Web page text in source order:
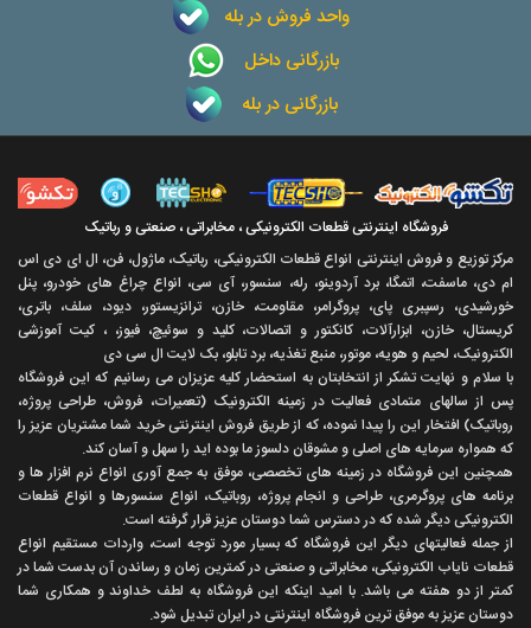
واحد فروش در بله
بازرگانی داخل
بازرگانی در بله
فروشگاه اینترنتی قطعات الکترونیکی ، مخابراتی ، صنعتی و رباتیک
مرکز توزیع و فروش اینترنتی انواع قطعات الکترونیکی، رباتیک، ماژول، فن، ال ای دی اس
ام دی، ماسفت، اتمگا، برد آردوینو، رله، سنسور، آی سی، انواع چراغ های خودرو، پنل
خورشیدی، رسپبری پای، پروگرامر، مقاومت، خازن، ترانزیستور، دیود، سلف، باتری،
کریستال، خازن، ابزارآلات، کانکتور و اتصالات، کلید و سوئیچ، فیوز، ، کیت آموزشی
الکترونیک، لحیم و هویه، موتور، منبع تغذیه، برد تابلو، بک لایت ال سی دی
با سلام و نهايت تشکر از انتخابتان به استحضار کليه عزيزان می رسانيم که اين فروشگاه
پس از سالهای متمادی فعاليت در زمينه الکترونيک (تعميرات، فروش، طراحی پروژه،
روباتيک) افتخار اين را پيدا نموده، که از طريق فروش اينترنتی خريد شما مشتريان عزيز را
که همواره سرمايه های اصلی و مشوقان دلسوز ما بوده ايد را سهل و آسان کند.
همچنين اين فروشگاه در زمينه های تخصصی، موفق به جمع آوری انواع نرم افزار ها و
برنامه های پروگرمری، طراحی و انجام پروژه، روباتيک، انواع سنسورها و انواع قطعات
الکترونيکی ديگر شده که در دسترس شما دوستان عزيز قرار گرفته است.
از جمله فعاليتهای ديگر اين فروشگاه که بسيار مورد توجه است، واردات مستقیم انواع
قطعات ناياب الکترونيکی، مخابراتی و صنعتی در کمترين زمان و رساندن آن بدست شما در
کمتر از دو هفته می باشد. با اميد اينکه اين فروشگاه به لطف خداوند و همکاری شما
دوستان عزيز به موفق ترين فروشگاه اینترنتی در ایران تبديل شود.